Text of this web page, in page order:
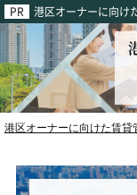
港区オーナーに向け
港区オーナーに向けた賃貸